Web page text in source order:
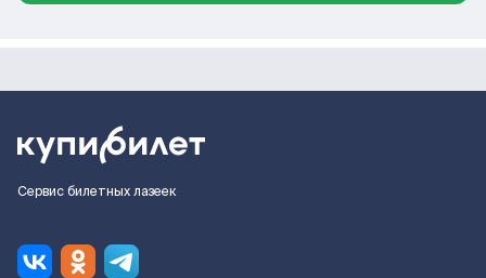
Сервис билетных лазеек